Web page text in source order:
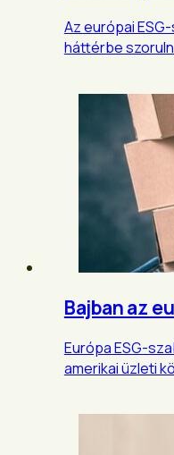
Az európai
háttérbe
Bajban az
Európa ESG-
amerikai üzleti